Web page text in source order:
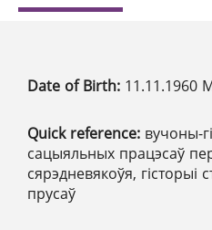
Date of Birth: 11.11.1960
Quick reference: вучоны-
сацыяльных працэсаў
сярэдневякоўя, гісторыі
прусаў